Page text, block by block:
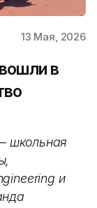
13 Мая, 2026
в
школьная
и